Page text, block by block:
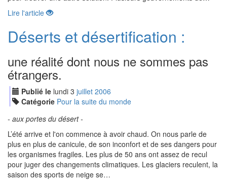
Lire l'article
Déserts et désertification :
une réalité dont nous ne sommes pas
étrangers.
Publié le lundi 3 juillet 2006
Catégorie Pour la suite du monde
- aux portes du désert -
L’été arrive et l'on commence à avoir chaud. On nous parle de
plus en plus de canicule, de son inconfort et de ses dangers pour
les organismes fragiles. Les plus de 50 ans ont assez de recul
pour juger des changements climatiques. Les glaciers reculent, la
saison des sports de neige se…